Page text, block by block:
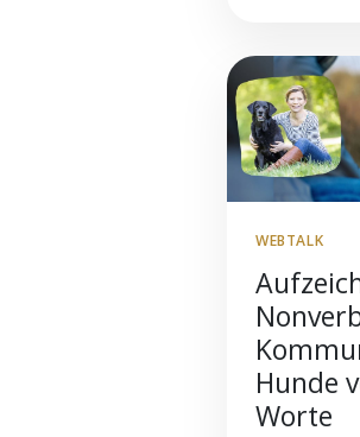
WEBTALK
Hunde
Worte